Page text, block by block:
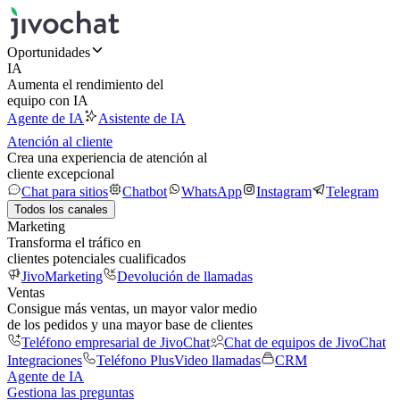
Oportunidades
IA
Aumenta el rendimiento del
equipo con IA
Agente de IA
Asistente de IA
Atención al cliente
Crea una experiencia de atención al
cliente excepcional
Chat para sitios
Chatbot WhatsApp Instagram Telegram
Todos los canales
Marketing
Transforma el tráfico en
clientes potenciales cualificados
JivoMarketing
Devolución de llamadas
Ventas
Consigue más ventas, un mayor valor medio
de los pedidos y una mayor base de clientes
Teléfono empresarial de JivoChat
Chat de equipos de JivoChat
Integraciones
Teléfono PlusVideo llamadas
CRM
Agente de IA
Gestiona las preguntas